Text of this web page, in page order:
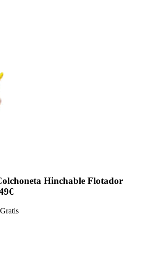
Hinchable Flotador
Gratis